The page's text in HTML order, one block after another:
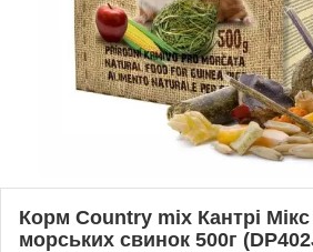
Корм Country mix Кантрі
морських свинок 500г